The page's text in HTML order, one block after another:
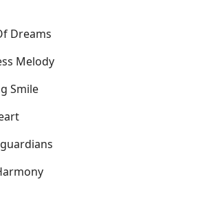
Dreams
Melody
Smile